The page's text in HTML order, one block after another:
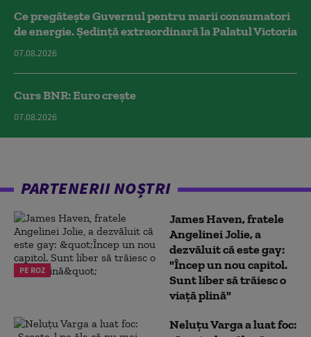
Ce pregătește Guvernul pentru marii consumatori
de energie. Ședință extraordinară la Palatul Victoria
07.08.2026
Curs BNR: Euro crește
07.08.2026
PARTENERII NOȘTRI
PE ROZ
James Haven, fratele
Angelinei Jolie, a
dezvăluit că este gay:
"Încep un nou capitol.
Sunt liber să trăiesc o
viață plină"
Neluțu Varga a luat foc: